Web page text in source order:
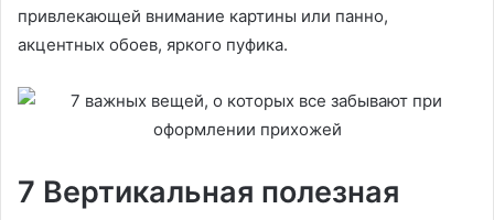
привлекающей внимание картины или панно,
акцентных обоев, яркого пуфика.
7 Вертикальная полезная